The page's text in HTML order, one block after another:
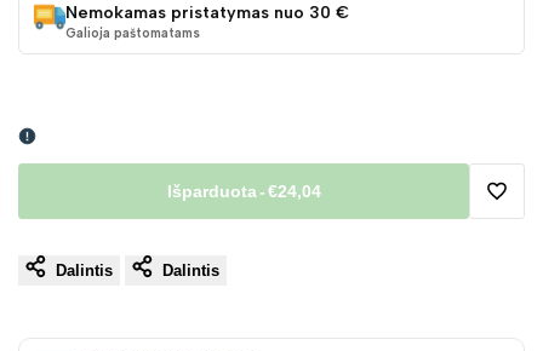
Nemokamas pristatymas nuo 30 €
Galioja paštomatams
Išparduota-€24,04
Dalintis Dalintis